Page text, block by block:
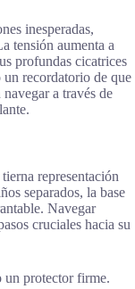
inesperadas,
tensión aumenta a
profundas cicatrices
recordatorio de que
a través de
representación
separados, la base
Navegar
cruciales hacia su
un protector firme.